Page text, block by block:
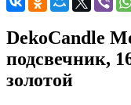
DekoCandle
подсвечник,
золотой